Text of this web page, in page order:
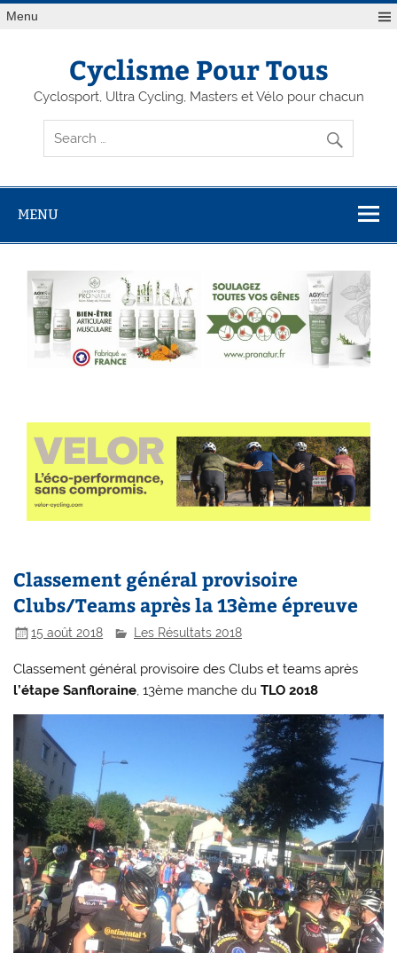
Menu
Cyclisme Pour Tous
Cyclosport, Ultra Cycling, Masters et Vélo pour chacun
MENU
Classement général provisoire
Clubs/Teams après la 13ème épreuve
15 août 2018 Les Résultats 2018
Classement général provisoire des Clubs et teams après
l’étape Sanfloraine, 13ème manche duTLO 2018